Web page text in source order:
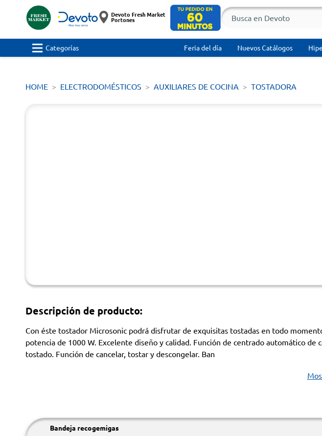
Devoto Fresh Market
Portones
Categorías Feria del día Nuevos Catálogos
HOME ELECTRODOMÉSTICOS AUXILIARES DE COCINA TOSTADORA
Descripción de producto:
Con éste tostador Microsonic podrá disfrutar de exquisitas tostadas en todo
potencia de 1000 W. Excelente diseño y calidad. Función de centrado automático
tostado. Función de cancelar, tostar y descongelar. Ban
Bandeja recogemigas